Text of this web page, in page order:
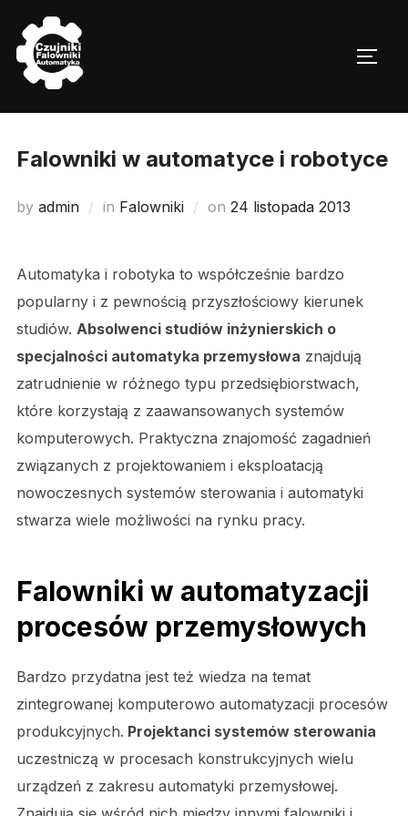
content
Falowniki w automatyce i robotyce
by admin in Falowniki on Posted
24 listopada 2013
Automatyka i robotyka to współcześnie bardzo
popularny i z pewnością przyszłościowy kierunek
studiów. Absolwenci studiów inżynierskich o
specjalności automatyka przemysłowa znajdują
zatrudnienie w różnego typu przedsiębiorstwach,
które korzystają z zaawansowanych systemów
komputerowych. Praktyczna znajomość zagadnień
związanych z projektowaniem i eksploatacją
nowoczesnych systemów sterowania i automatyki
stwarza wiele możliwości na rynku pracy.
Falowniki w automatyzacji
procesów przemysłowych
Bardzo przydatna jest też wiedza na temat
zintegrowanej komputerowo automatyzacji procesów
produkcyjnych. Projektanci systemów sterowania
uczestniczą w procesach konstrukcyjnych wielu
urządzeń z zakresu automatyki przemysłowej.